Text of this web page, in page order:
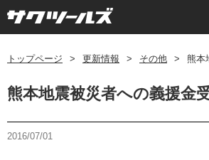
トップページ > 更新情報 > その他 > 熊本
熊本地震被災者への義援金
2016/07/01